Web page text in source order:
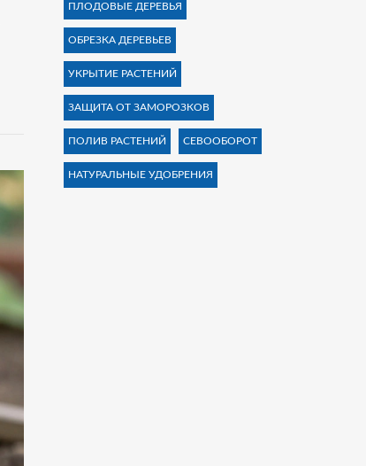
ПЛОДОВЫЕ ДЕРЕВЬЯ
ОБРЕЗКА ДЕРЕВЬЕВ
УКРЫТИЕ РАСТЕНИЙ
ЗАЩИТА ОТ ЗАМОРОЗКОВ
ПОЛИВ РАСТЕНИЙ СЕВООБОРОТ
НАТУРАЛЬНЫЕ УДОБРЕНИЯ